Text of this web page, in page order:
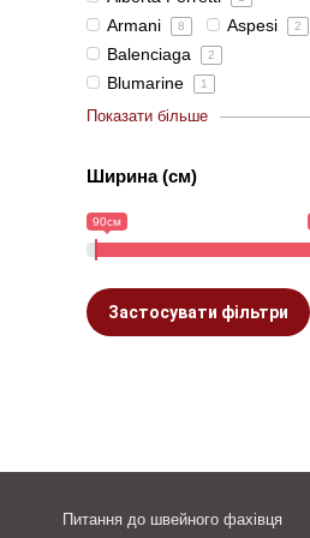
Armani 8 Aspesi 2
Balenciaga 2
Blumarine 1
Показати більше
Ширина (см)
90см
Застосувати фільтри
Питання до швейного фахівця